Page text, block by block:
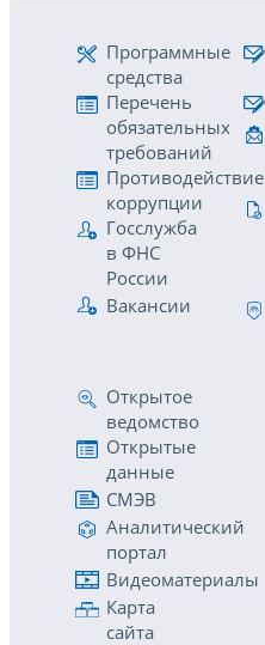
Программные
средства
Перечень
обязательных
требований
Противодействие
коррупции
Госслужба
в ФНС
России
Вакансии
Открытое
ведомство
Открытые
данные
СМЭВ
Аналитический
портал
Видеоматериалы
Карта
сайта